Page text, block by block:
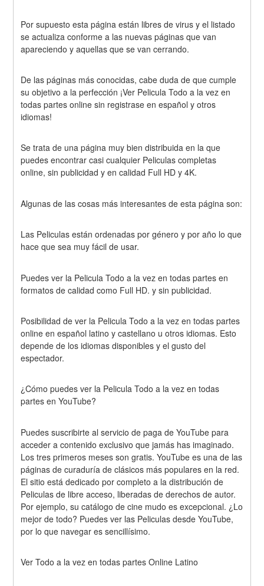
Por supuesto esta página están libres de virus y el listado
se actualiza conforme a las nuevas páginas que van
apareciendo y aquellas que se van cerrando.
De las páginas más conocidas, cabe duda de que cumple
su objetivo a la perfección ¡Ver Pelicula Todo a la vez en
todas partes online sin registrase en español y otros
idiomas!
Se trata de una página muy bien distribuida en la que
puedes encontrar casi cualquier Peliculas completas
online, sin publicidad y en calidad Full HD y 4K.
Algunas de las cosas más interesantes de esta página son:
Las Peliculas están ordenadas por género y por año lo que
hace que sea muy fácil de usar.
Puedes ver la Pelicula Todo a la vez en todas partes en
formatos de calidad como Full HD. y sin publicidad.
Posibilidad de ver la Pelicula Todo a la vez en todas partes
online en español latino y castellano u otros idiomas. Esto
depende de los idiomas disponibles y el gusto del
espectador.
¿Cómo puedes ver la Pelicula Todo a la vez en todas
partes en YouTube?
Puedes suscribirte al servicio de paga de YouTube para
acceder a contenido exclusivo que jamás has imaginado.
Los tres primeros meses son gratis. YouTube es una de las
páginas de curaduría de clásicos más populares en la red.
El sitio está dedicado por completo a la distribución de
Peliculas de libre acceso, liberadas de derechos de autor.
Por ejemplo, su catálogo de cine mudo es excepcional. ¿Lo
mejor de todo? Puedes ver las Peliculas desde YouTube,
por lo que navegar es sencillísimo.
Ver Todo a la vez en todas partes Online Latino